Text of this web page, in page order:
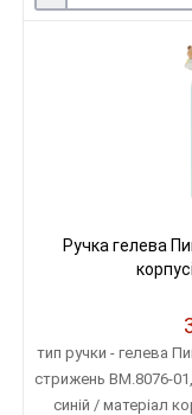
Ручка гелева
тип ручки - гелева
стрижень ВМ.8076-
синій / матеріал